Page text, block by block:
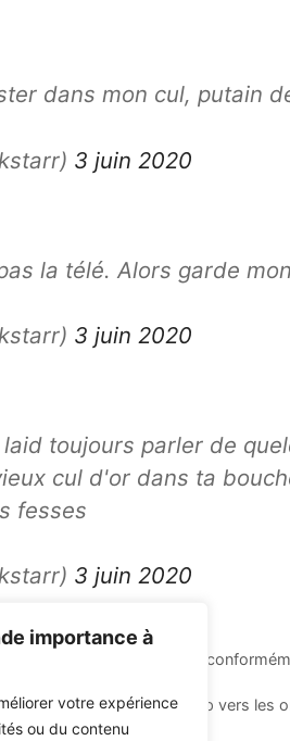
importance à
votre expérience
ou du contenu
dans mon cul, putain
3 juin 2020
la télé. Alors garde
3 juin 2020
toujours parler de
cul d'or dans ta
fesses
3 juin 2020
au bord de la piscine"
les revenus de Bandcamp vers les